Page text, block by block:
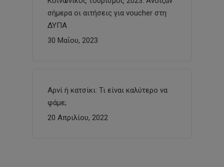
σήμερα οι αιτήσεις για voucher στη
ΔΥΠΑ
30 Μαΐου, 2023
Αρνί ή κατσίκι: Τι είναι καλύτερο να
φάμε;
20 Απριλίου, 2022